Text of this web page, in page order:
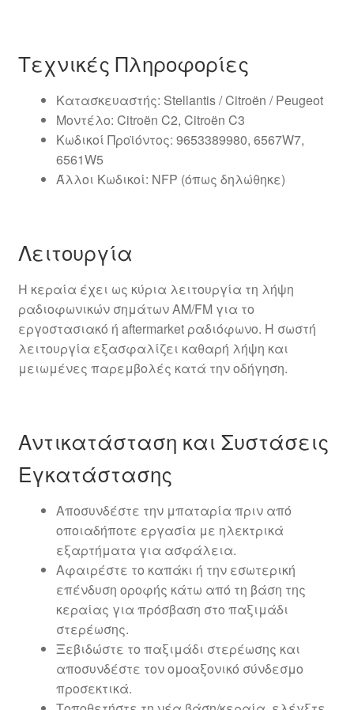
Τεχνικές Πληροφορίες
Κατασκευαστής: Stellantis / Citroën / Peugeot
Μοντέλο: Citroën C2, Citroën C3
Κωδικοί Προϊόντος: 9653389980, 6567W7,
6561W5
Άλλοι Κωδικοί: NFP (όπως δηλώθηκε)
Λειτουργία
Η κεραία έχει ως κύρια λειτουργία τη λήψη
ραδιοφωνικών σημάτων AM/FM για το
εργοστασιακό ή aftermarket ραδιόφωνο. Η σωστή
λειτουργία εξασφαλίζει καθαρή λήψη και
μειωμένες παρεμβολές κατά την οδήγηση.
Αντικατάσταση και Συστάσεις
Εγκατάστασης
Αποσυνδέστε την μπαταρία πριν από
οποιαδήποτε εργασία με ηλεκτρικά
εξαρτήματα για ασφάλεια.
Αφαιρέστε το καπάκι ή την εσωτερική
επένδυση οροφής κάτω από τη βάση της
κεραίας για πρόσβαση στο παξιμάδι
στερέωσης.
Ξεβιδώστε το παξιμάδι στερέωσης και
αποσυνδέστε τον ομοαξονικό σύνδεσμο
προσεκτικά.